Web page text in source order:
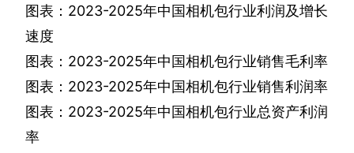
图表： 2023-2025年中国相机包行业利润及增长
速度
图表： 2023-2025年中国相机包行业销售毛利率
图表： 2023-2025年中国相机包行业销售利润率
图表： 2023-2025年中国相机包行业总资产利润
率